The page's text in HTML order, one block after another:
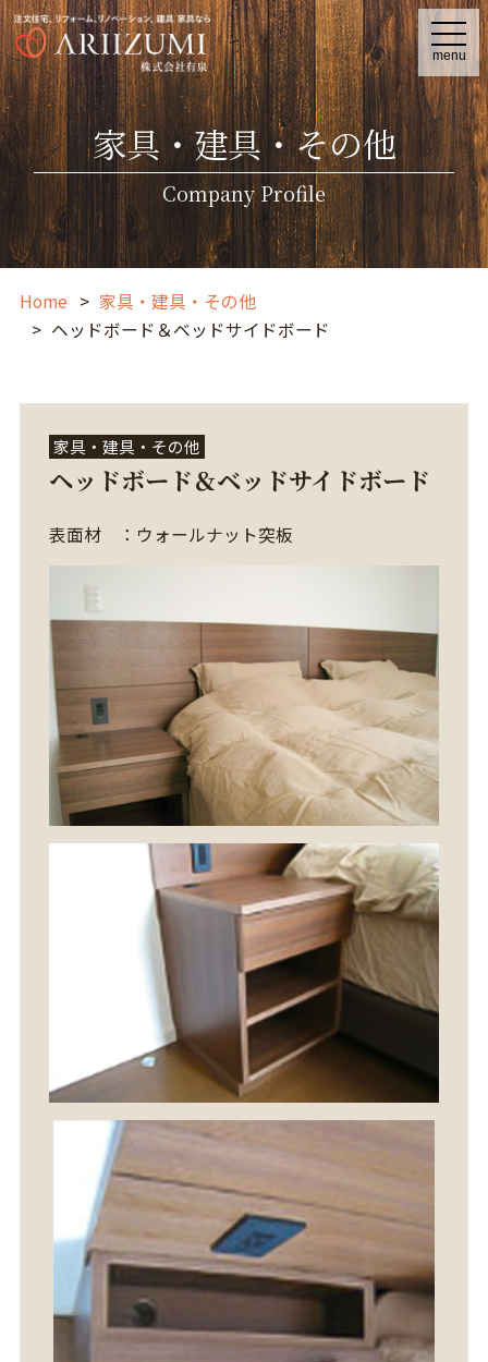
t
o
g
g
l
n
v
i
menu
家具・建具・その他
Company Profile
Home
家具・建具・その他
ヘッドボード＆ベッドサイドボード
家具・建具・その他
ヘッドボード＆ベッドサイドボード
表面材 ：ウォールナット突板